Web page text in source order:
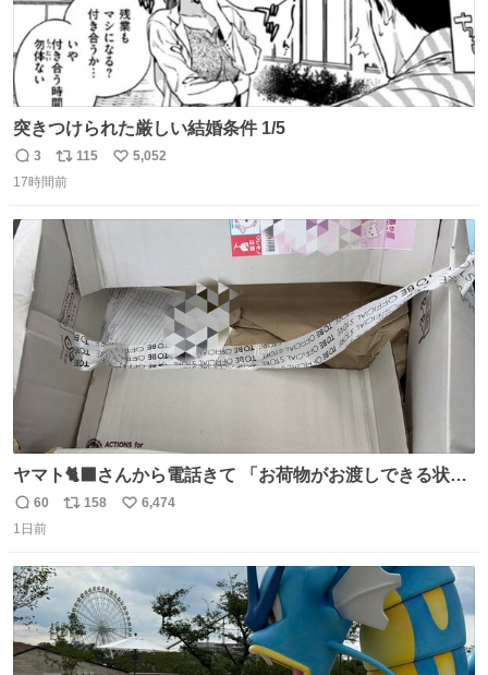
突きつけられた厳しい結婚条件 1/5
返
信
3
リ
ポ
ト
115
い
5,052
17時間前
ヤマト🐈‍⬛さんから電話きて 「お荷物がお渡しできる状況
でない程潰れてまして」って えっ😳 見に行くとこの状態
😭 海渡ってくる時に潰れたっぽい 「一旦戻して新しいの
て事で中身無事だったから連れて帰って来た😅 壊れる物な
くて良かった
返
信
60
リ
ト
数
158
い
数
6,474
1日前